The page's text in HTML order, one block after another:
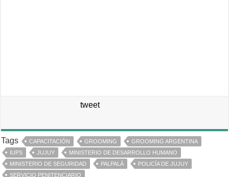
tweet
Tags CAPACITACIÓN GROOMING
GROOMING ARGENTINA
IUPS
JUJUY
MINISTERIO DE DESARROLLO HUMANO
MINISTERIO DE SEGURIDAD
PALPALÁ
POLICÍA DE JUJUY
SERVICIO PENITENCIARIO